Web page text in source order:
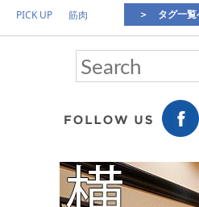
PICK UP 筋肉
頭皮ケア
＞ タグ一覧